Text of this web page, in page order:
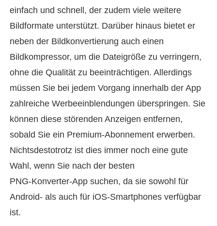
einfach und schnell, der zudem viele weitere
Bildformate unterstützt. Darüber hinaus bietet er
neben der Bildkonvertierung auch einen
Bildkompressor, um die Dateigröße zu verringern,
ohne die Qualität zu beeinträchtigen. Allerdings
müssen Sie bei jedem Vorgang innerhalb der App
zahlreiche Werbeeinblendungen überspringen. Sie
können diese störenden Anzeigen entfernen,
sobald Sie ein Premium‑Abonnement erwerben.
Nichtsdestotrotz ist dies immer noch eine gute
Wahl, wenn Sie nach der besten
PNG‑Konverter‑App suchen, da sie sowohl für
Android‑ als auch für iOS‑Smartphones verfügbar
ist.